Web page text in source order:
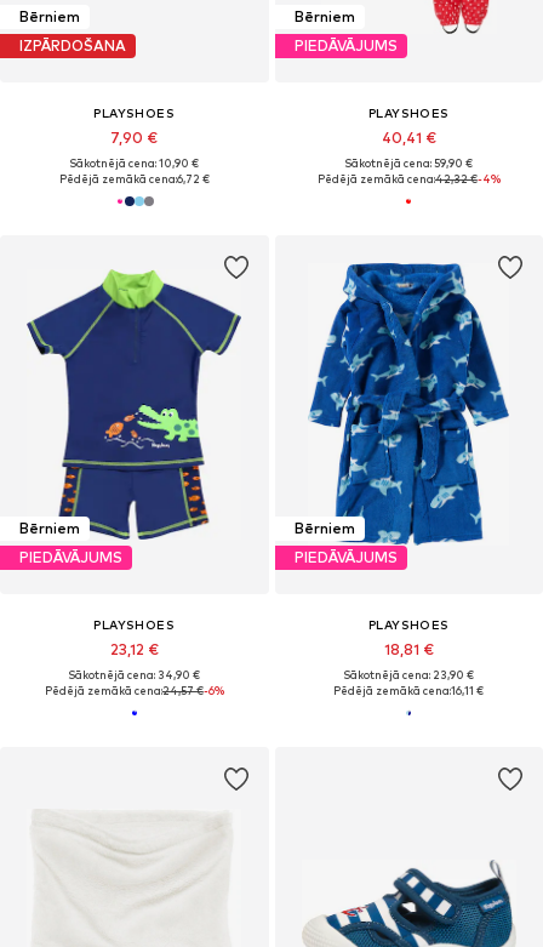
Bērniem
IZPĀRDOŠANA
PLAYSHOES
7,90 €
Sākotnējā cena: 10,90 €
Pēdējā zemākā cena:6,72 €
Bērniem
PIEDĀVĀJUMS
PLAYSHOES
40,41 €
Sākotnējā cena: 59,90 €
Pēdējā zemākā cena:42,32 €-4%
Bērniem
PIEDĀVĀJUMS
PLAYSHOES
23,12 €
Sākotnējā cena: 34,90 €
Pēdējā zemākā cena:24,57 €-6%
Bērniem
PIEDĀVĀJUMS
PLAYSHOES
18,81 €
Sākotnējā cena: 23,90 €
Pēdējā zemākā cena:16,11 €